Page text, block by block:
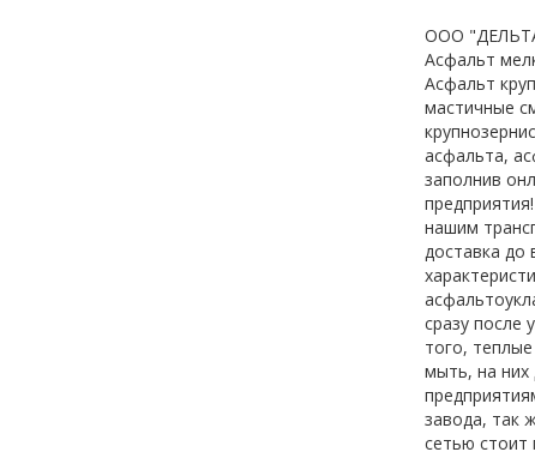
ООО
Асфальт
Асфальт
мастичные
асфальта,
заполнив
нашим
доставка до
сразу после
того,
мыть, на них
завода, так
сетью стоит